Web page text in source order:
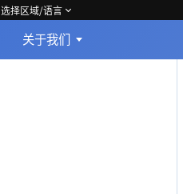
选择区域/语言
关于我们